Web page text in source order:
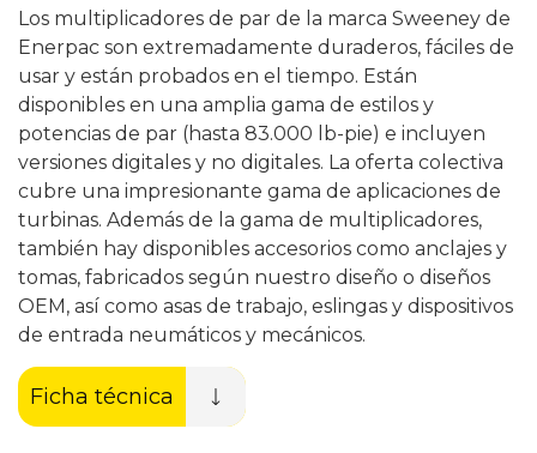
Los multiplicadores de par de la marca Sweeney de
Enerpac son extremadamente duraderos, fáciles de
usar y están probados en el tiempo. Están
disponibles en una amplia gama de estilos y
potencias de par (hasta 83.000 lb-pie) e incluyen
versiones digitales y no digitales. La oferta colectiva
cubre una impresionante gama de aplicaciones de
turbinas. Además de la gama de multiplicadores,
también hay disponibles accesorios como anclajes y
tomas, fabricados según nuestro diseño o diseños
OEM, así como asas de trabajo, eslingas y dispositivos
de entrada neumáticos y mecánicos.
Ficha técnica